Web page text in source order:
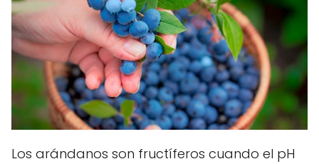
Los arándanos son fructíferos cuando el pH